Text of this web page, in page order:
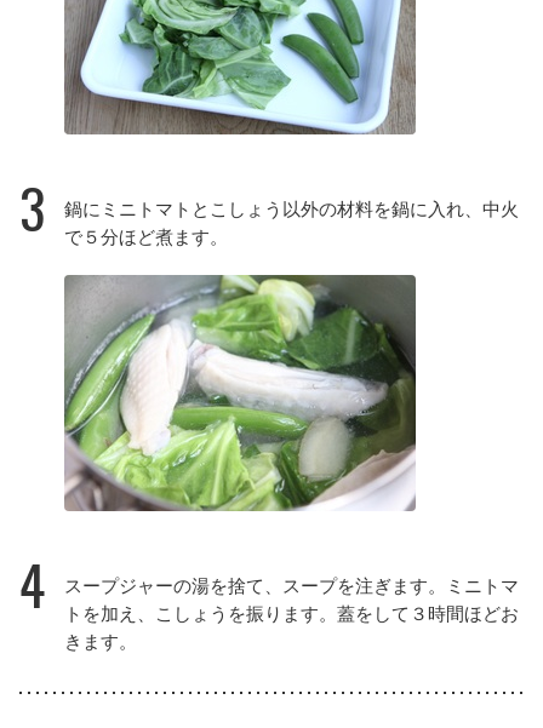
3
鍋にミニトマトとこしょう以外の材料を鍋に入れ、中火
で５分ほど煮ます。
4
スープジャーの湯を捨て、スープを注ぎます。ミニトマ
トを加え、こしょうを振ります。蓋をして３時間ほどお
きます。